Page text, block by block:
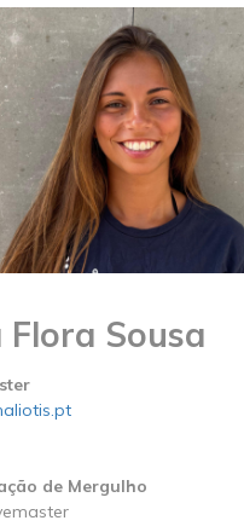
Flora Sousa
de Mergulho